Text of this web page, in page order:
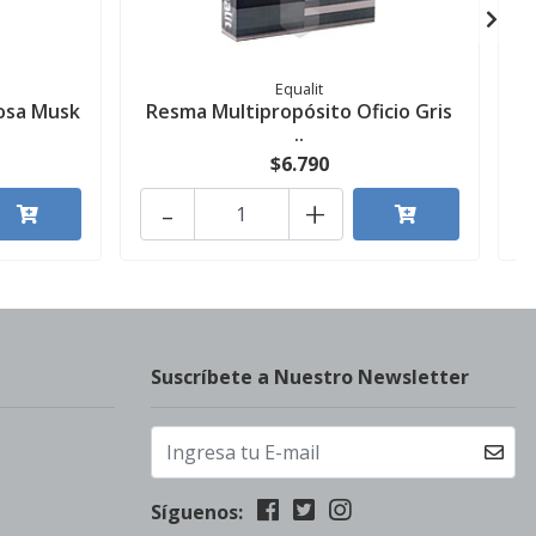
Musk
Equalit
Resma Multipropósito Oficio Gris
..
$6.790
+
-
Suscríbete a Nuestro Newsletter
Síguenos: